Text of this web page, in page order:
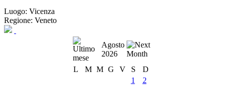
Luogo: Vicenza
Regione: Veneto
Agosto
2026
L
M M G V S
D
1
2